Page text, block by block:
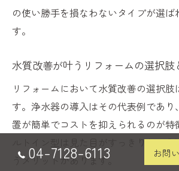
の使い勝手を損なわないタイプが選ば
す。
水質改善が叶うリフォームの選択肢
リフォームにおいて水質改善の選択肢
す。浄水器の導入はその代表例であり
置が簡単でコストを抑えられるのが特
ルトイン型は見た目がすっきりし、
うメリットがあります。
04-7128-6113 お問